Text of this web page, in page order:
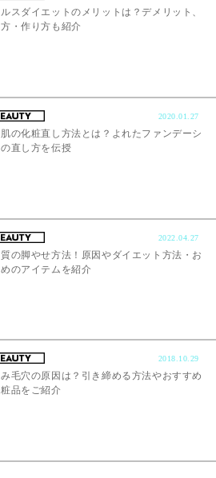
スダイエットのメリットは？デメリット、
・作り方も紹介
2020.01.27
の化粧直し方法とは？よれたファンデーシ
の直し方を伝授
2022.04.27
の脚やせ方法！原因やダイエット方法・お
のアイテムを紹介
2018.10.29
毛穴の原因は？引き締める方法やおすすめ
品をご紹介